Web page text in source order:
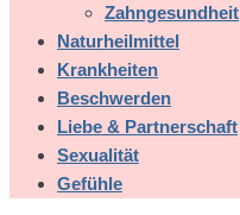
Zahngesundheit
Naturheilmittel
Krankheiten
Beschwerden
Liebe & Partnerschaft
Sexualität
Gefühle